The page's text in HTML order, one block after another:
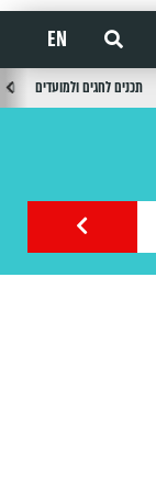
EN
תכנים לחגים ולמועדים